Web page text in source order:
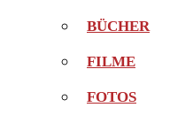
BÜCHER
FILME
FOTOS